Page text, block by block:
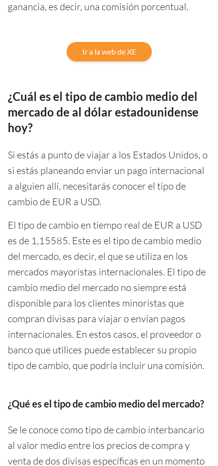
ganancia, es decir, una comisión porcentual.
Ir a la web de XE
¿Cuál es el tipo de cambio medio del
mercado de al dólar estadounidense
hoy?
Si estás a punto de viajar a los Estados Unidos, o
si estás planeando enviar un pago internacional
a alguien allí, necesitarás conocer el tipo de
cambio de EUR a USD.
El tipo de cambio en tiempo real de EUR a USD
es de 1,15585. Este es el tipo de cambio medio
del mercado, es decir, el que se utiliza en los
mercados mayoristas internacionales. El tipo de
cambio medio del mercado no siempre está
disponible para los clientes minoristas que
compran divisas para viajar o envían pagos
internacionales. En estos casos, el proveedor o
banco que utilices puede establecer su propio
tipo de cambio, que podría incluir una comisión.
¿Qué es el tipo de cambio medio del mercado?
Se le conoce como tipo de cambio interbancario
al valor medio entre los precios de compra y
venta de dos divisas específicas en un momento